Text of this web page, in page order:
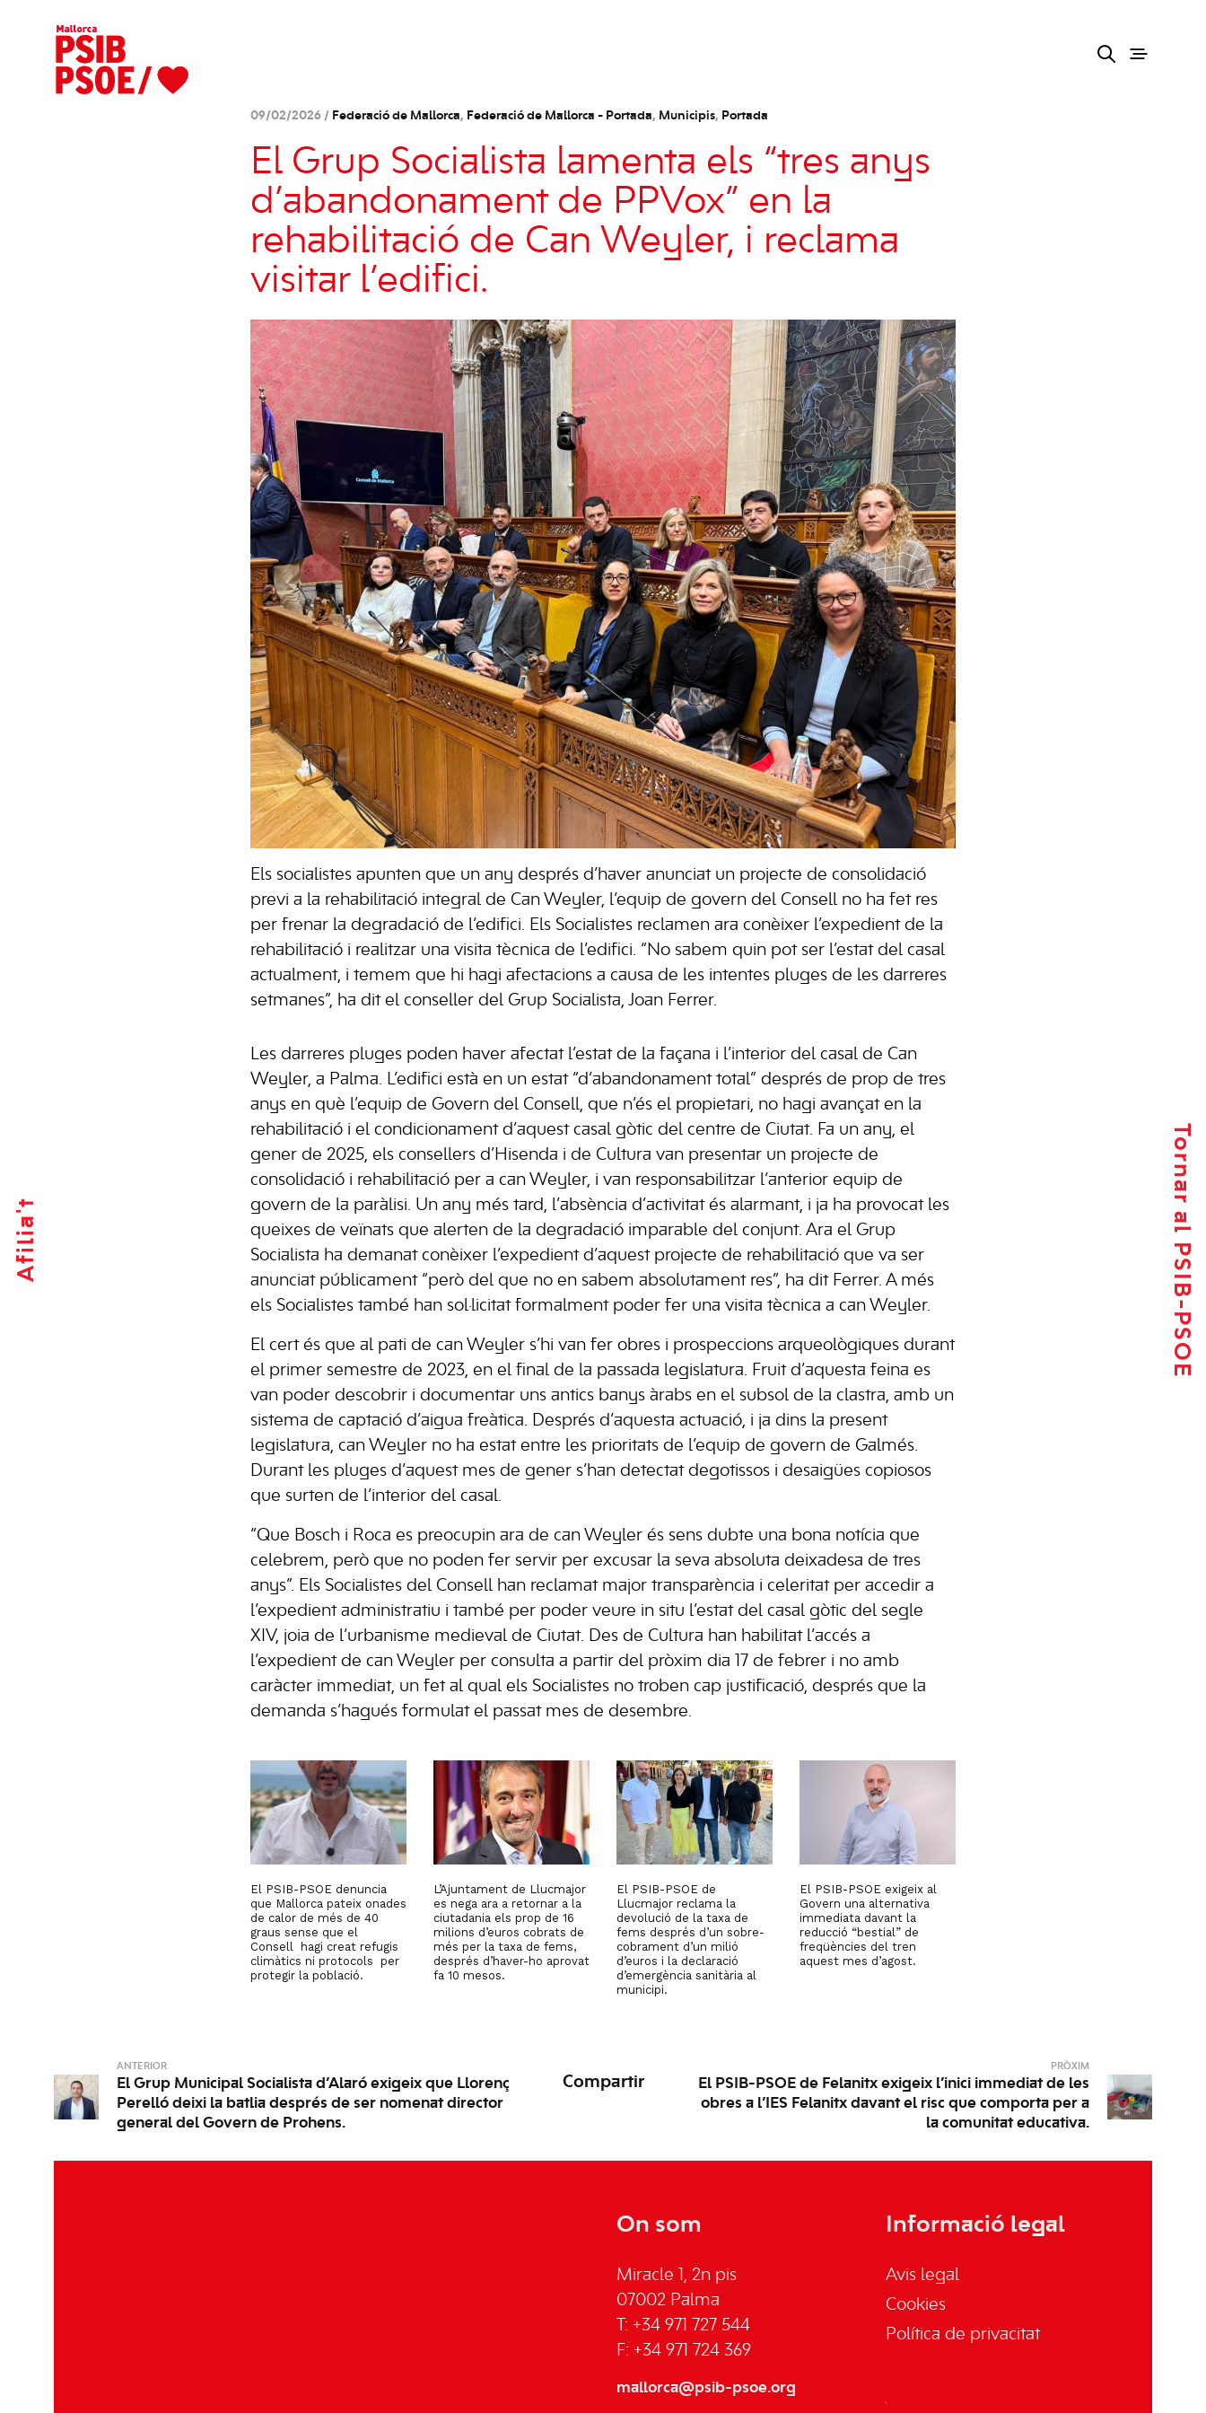
Afilia't Tornar al PSIB-PSOE
09/02/2026 / Federació de Mallorca, Federació de Mallorca - Portada, Municipis, Portada
El Grup Socialista lamenta els “tres anys
d’abandonament de PPVox” en la
rehabilitació de Can Weyler, i reclama
visitar l’edifici.
Els socialistes apunten que un any després d’haver anunciat un projecte de consolidació
previ a la rehabilitació integral de Can Weyler, l’equip de govern del Consell no ha fet res
per frenar la degradació de l’edifici. Els Socialistes reclamen ara conèixer l’expedient de la
rehabilitació i realitzar una visita tècnica de l’edifici. “No sabem quin pot ser l’estat del casal
actualment, i temem que hi hagi afectacions a causa de les intentes pluges de les darreres
setmanes”, ha dit el conseller del Grup Socialista, Joan Ferrer.
Les darreres pluges poden haver afectat l’estat de la façana i l’interior del casal de Can
Weyler, a Palma. L’edifici està en un estat “d’abandonament total” després de prop de tres
anys en què l’equip de Govern del Consell, que n’és el propietari, no hagi avançat en la
rehabilitació i el condicionament d’aquest casal gòtic del centre de Ciutat. Fa un any, el
gener de 2025, els consellers d’Hisenda i de Cultura van presentar un projecte de
consolidació i rehabilitació per a can Weyler, i van responsabilitzar l’anterior equip de
govern de la paràlisi. Un any més tard, l’absència d’activitat és alarmant, i ja ha provocat les
queixes de veïnats que alerten de la degradació imparable del conjunt. Ara el Grup
Socialista ha demanat conèixer l’expedient d’aquest projecte de rehabilitació que va ser
anunciat públicament “però del que no en sabem absolutament res”, ha dit Ferrer. A més
els Socialistes també han sol·licitat formalment poder fer una visita tècnica a can Weyler.
El cert és que al pati de can Weyler s’hi van fer obres i prospeccions arqueològiques durant
el primer semestre de 2023, en el final de la passada legislatura. Fruit d’aquesta feina es
van poder descobrir i documentar uns antics banys àrabs en el subsol de la clastra, amb un
sistema de captació d’aigua freàtica. Després d’aquesta actuació, i ja dins la present
legislatura, can Weyler no ha estat entre les prioritats de l’equip de govern de Galmés.
Durant les pluges d’aquest mes de gener s’han detectat degotissos i desaigües copiosos
que surten de l’interior del casal.
“Que Bosch i Roca es preocupin ara de can Weyler és sens dubte una bona notícia que
celebrem, però que no poden fer servir per excusar la seva absoluta deixadesa de tres
anys”. Els Socialistes del Consell han reclamat major transparència i celeritat per accedir a
l’expedient administratiu i també per poder veure in situ l’estat del casal gòtic del segle
XIV, joia de l’urbanisme medieval de Ciutat. Des de Cultura han habilitat l’accés a
l’expedient de can Weyler per consulta a partir del pròxim dia 17 de febrer i no amb
caràcter immediat, un fet al qual els Socialistes no troben cap justificació, després que la
demanda s’hagués formulat el passat mes de desembre.
El PSIB-PSOE denuncia
que Mallorca pateix onades
de calor de més de 40
graus sense que el
Consell hagi creat refugis
climàtics ni protocols per
protegir la població.
L’Ajuntament de Llucmajor
es nega ara a retornar a la
ciutadania els prop de 16
milions d’euros cobrats de
més per la taxa de fems,
després d’haver-ho aprovat
fa 10 mesos.
El PSIB-PSOE de
Llucmajor reclama la
devolució de la taxa de
fems després d’un sobre-
cobrament d’un milió
d’euros i la declaració
d’emergència sanitària al
municipi.
El PSIB-PSOE exigeix al
Govern una alternativa
immediata davant la
reducció “bestial” de
freqüències del tren
aquest mes d’agost.
ANTERIOR
El Grup Municipal Socialista d’Alaró exigeix que Llorenç
Perelló deixi la batlia després de ser nomenat director
general del Govern de Prohens.
Compartir
PRÒXIM
El PSIB-PSOE de Felanitx exigeix l’inici immediat de les
obres a l’IES Felanitx davant el risc que comporta per a
la comunitat educativa.
On som
Miracle 1, 2n pis
07002 Palma
T: +34 971 727 544
F: +34 971 724 369
mallorca@psib-psoe.org
Informació legal
Avis legal
Cookies
Política de privacitat